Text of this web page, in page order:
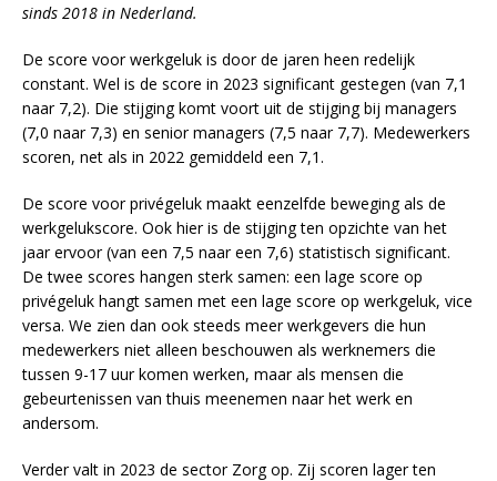
sinds 2018 in Nederland.
De score voor werkgeluk is door de jaren heen redelijk
constant. Wel is de score in 2023 significant gestegen (van 7,1
naar 7,2). Die stijging komt voort uit de stijging bij managers
(7,0 naar 7,3) en senior managers (7,5 naar 7,7). Medewerkers
scoren, net als in 2022 gemiddeld een 7,1.
De score voor privégeluk maakt eenzelfde beweging als de
werkgelukscore. Ook hier is de stijging ten opzichte van het
jaar ervoor (van een 7,5 naar een 7,6) statistisch significant.
De twee scores hangen sterk samen: een lage score op
privégeluk hangt samen met een lage score op werkgeluk, vice
versa. We zien dan ook steeds meer werkgevers die hun
medewerkers niet alleen beschouwen als werknemers die
tussen 9-17 uur komen werken, maar als mensen die
gebeurtenissen van thuis meenemen naar het werk en
andersom.
Verder valt in 2023 de sector Zorg op. Zij scoren lager ten